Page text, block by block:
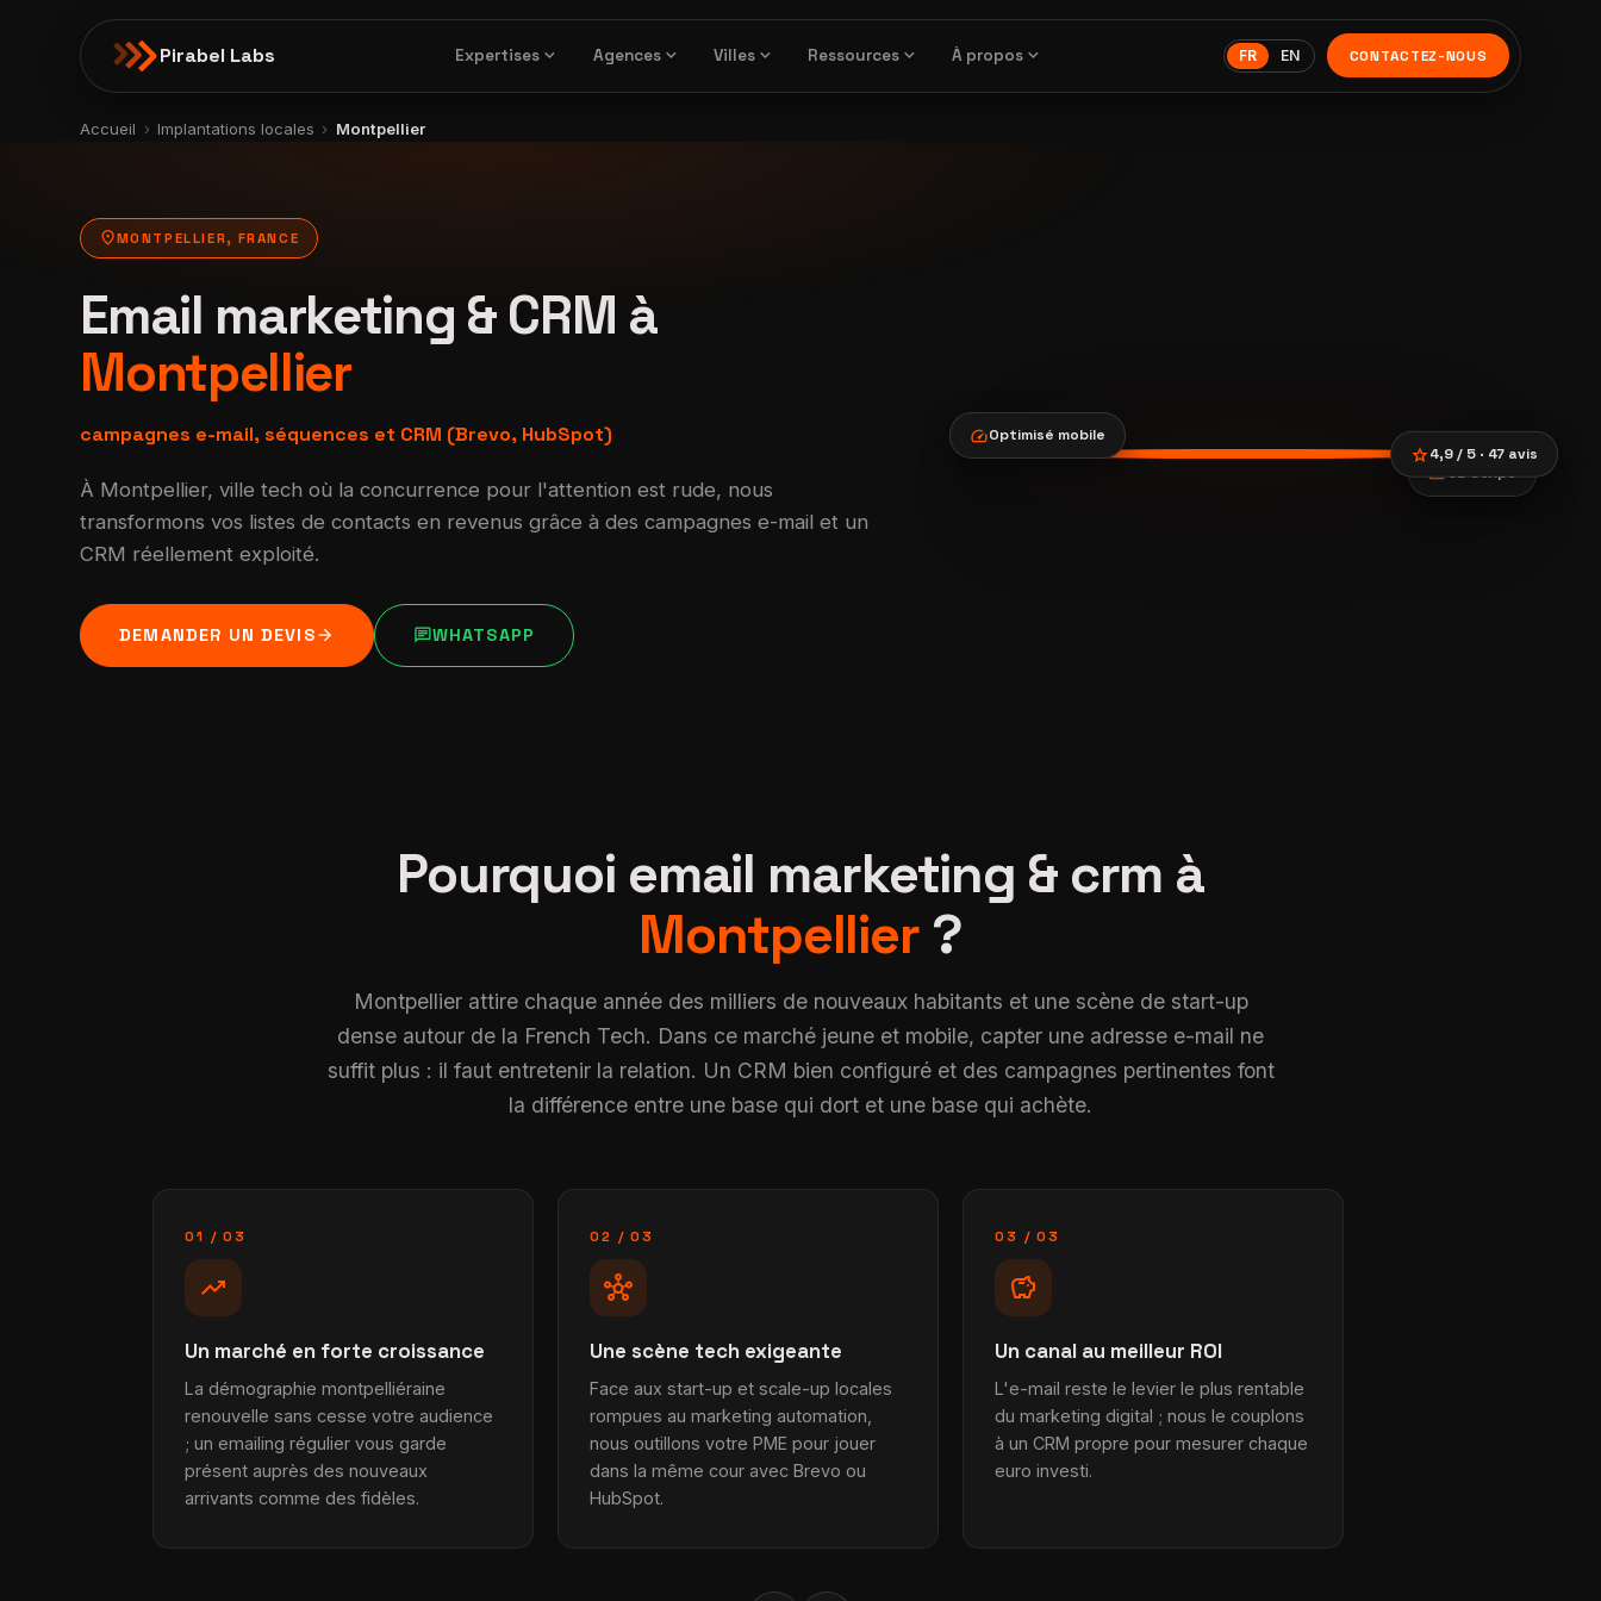
Pirabel Labs Expertises expand_more Agencesexpand_more Villesexpand_more Ressourcesexpand_more À propos expand_more FR EN CONTACTEZ-NOUS
Accueil › Implantations locales › Montpellier
location_onMONTPELLIER, FRANCE
Email marketing & CRM à
Montpellier
campagnes e-mail, séquences et CRM (Brevo, HubSpot)
À Montpellier, ville tech où la concurrence pour l'attention est rude, nous
transformons vos listes de contacts en revenus grâce à des campagnes e-mail et un
CRM réellement exploité.
DEMANDER UN DEVISarrow_forward chatWHATSAPP
paymentsCB Stripe
speedOptimisé mobile
star4,9 / 5 · 47 avis
Pourquoi email marketing & crm à
Montpellier?
Montpellier attire chaque année des milliers de nouveaux habitants et une scène de start-up
dense autour de la French Tech. Dans ce marché jeune et mobile, capter une adresse e-mail ne
suffit plus : il faut entretenir la relation. Un CRM bien configuré et des campagnes pertinentes font
la différence entre une base qui dort et une base qui achète.
01 / 03
trending_up
Un marché en forte croissance
La démographie montpelliéraine
renouvelle sans cesse votre audience
; un emailing régulier vous garde
présent auprès des nouveaux
arrivants comme des fidèles.
02 / 03
hub
Une scène tech exigeante
Face aux start-up et scale-up locales
rompues au marketing automation,
nous outillons votre PME pour jouer
dans la même cour avec Brevo ou
HubSpot.
03 / 03
savings
Un canal au meilleur ROI
L'e-mail reste le levier le plus rentable
du marketing digital ; nous le couplons
à un CRM propre pour mesurer chaque
euro investi.